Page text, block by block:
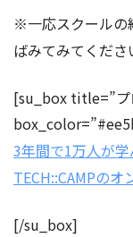
※一応スクールの
ばみてみてくださ
[su_box title=”プ
3年間で1万人が
TECH::CAMPの
[/su_box]